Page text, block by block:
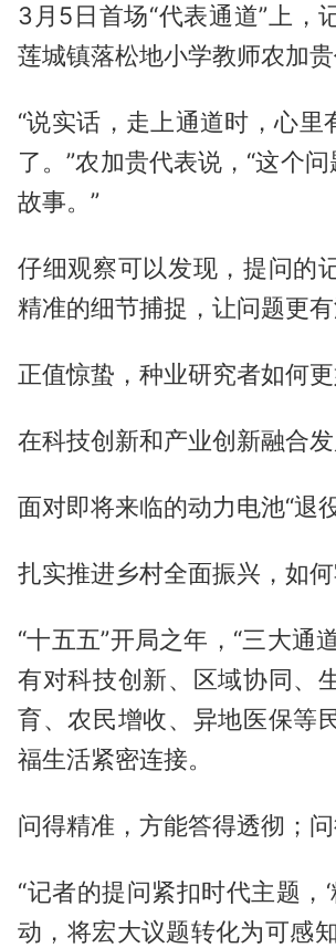
3月5日首场“代表通道”上，
莲城镇落松地小学教师农加贵
“说实话，走上通道时，心
了。”农加贵代表说，“这个
故事。”
仔细观察可以发现，提问的
精准的细节捕捉，让问题更有
正值惊蛰，种业研究者如何
在科技创新和产业创新融合
面对即将来临的动力电池“退
扎实推进乡村全面振兴，如
“十五五”开局之年，“三大通
有对科技创新、区域协同、
育、农民增收、异地医保等
福生活紧密连接。
问得精准，方能答得透彻；
“记者的提问紧扣时代主题，
动，将宏大议题转化为可感